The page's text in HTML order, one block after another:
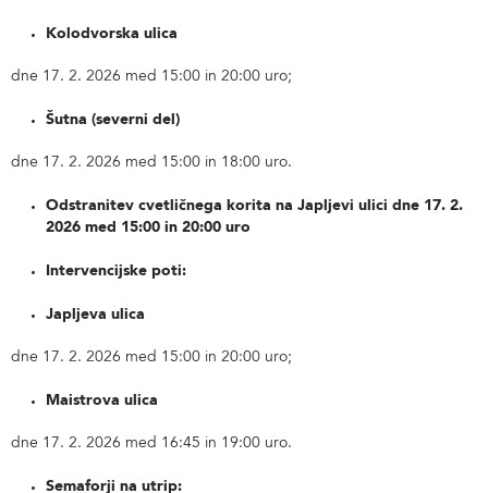
Kolodvorska ulica
dne 17. 2. 2026 med 15:00 in 20:00 uro;
Šutna (severni del)
dne 17. 2. 2026 med 15:00 in 18:00 uro.
Odstranitev cvetličnega korita na Japljevi ulici dne 17. 2.
2026 med 15:00 in 20:00 uro
Intervencijske poti:
Japljeva ulica
dne 17. 2. 2026 med 15:00 in 20:00 uro;
Maistrova ulica
dne 17. 2. 2026 med 16:45 in 19:00 uro.
Semaforji na utrip: